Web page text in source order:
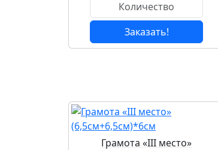
Заказать!
Грамота «III место»